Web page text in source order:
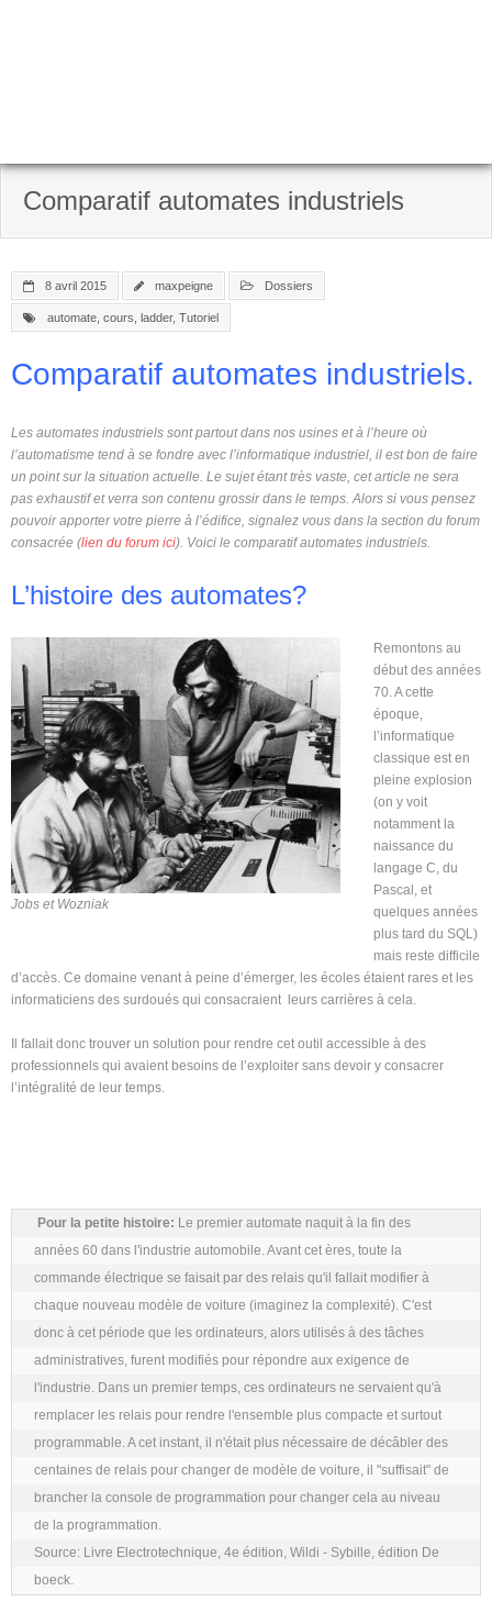
Comparatif automates industriels
8 avril 2015 maxpeigne Dossiers
automate cours ladder, Tutoriel
Comparatif automates industriels.
Les automates industriels sont partout dans nos usines et à l’heure où
l’automatisme tend à se fondre avec l’informatique industriel, il est bon de faire
un point sur la situation actuelle. Le sujet étant très vaste, cet article ne sera
pas exhaustif et verra son contenu grossir dans le temps. Alors si vous pensez
pouvoir apporter votre pierre à l’édifice, signalez vous dans la section du forum
consacrée (lien du forum ici). Voici le comparatif automates industriels.
L’histoire des automates?
Jobs et Wozniak
Remontons au
début des années
70. A cette
époque,
l’informatique
classique est en
pleine explosion
(on y voit
notamment la
naissance du
langage C, du
Pascal, et
quelques années
plus tard du SQL)
mais reste difficile
d’accès. Ce domaine venant à peine d’émerger, les écoles étaient rares et les
informaticiens des surdoués qui consacraient leurs carrières à cela.
Il fallait donc trouver un solution pour rendre cet outil accessible à des
professionnels qui avaient besoins de l’exploiter sans devoir y consacrer
l’intégralité de leur temps.
Pour la petite histoire: Le premier automate naquit à la fin des
années 60 dans l'industrie automobile. Avant cet ères, toute la
commande électrique se faisait par des relais qu'il fallait modifier à
chaque nouveau modèle de voiture (imaginez la complexité). C'est
donc à cet période que les ordinateurs, alors utilisés à des tâches
administratives, furent modifiés pour répondre aux exigence de
l'industrie. Dans un premier temps, ces ordinateurs ne servaient qu'à
remplacer les relais pour rendre l'ensemble plus compacte et surtout
programmable. A cet instant, il n'était plus nécessaire de décâbler des
centaines de relais pour changer de modèle de voiture, il "suffisait" de
brancher la console de programmation pour changer cela au niveau
de la programmation.
Source: Livre Electrotechnique, 4e édition, Wildi - Sybille, édition De
boeck.